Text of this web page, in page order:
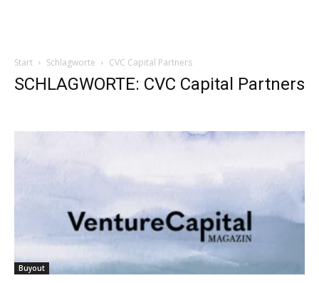
Start Schlagworte CVC Capital Partners
SCHLAGWORTE: CVC Capital Partners
Buyout